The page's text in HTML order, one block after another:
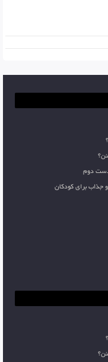
دست دوم
جذاب برای کودکان